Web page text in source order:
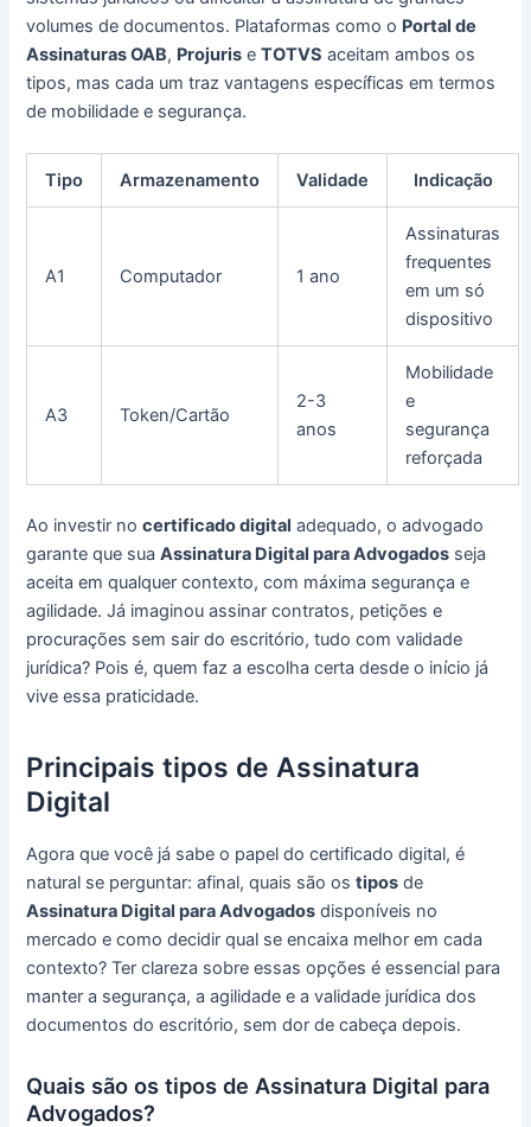
volumes de documentos. Plataformas como o Portal de
Assinaturas OAB, Projuris eTOTVS aceitam ambos os
tipos, mas cada um traz vantagens específicas em termos
de mobilidade e segurança.
Tipo Armazenamento Validade Indicação
A1 Computador 1 ano
Assinaturas
frequentes
em um só
dispositivo
A3 Token/Cartão
2-3
anos
Mobilidade
e
segurança
reforçada
Ao investir nocertificado digital adequado, o advogado
garante que suaAssinatura Digital para Advogados seja
aceita em qualquer contexto, com máxima segurança e
agilidade. Já imaginou assinar contratos, petições e
procurações sem sair do escritório, tudo com validade
jurídica? Pois é, quem faz a escolha certa desde o início já
vive essa praticidade.
Principais tipos de Assinatura
Digital
Agora que você já sabe o papel do certificado digital, é
natural se perguntar: afinal, quais são ostipos de
Assinatura Digital para Advogados disponíveis no
mercado e como decidir qual se encaixa melhor em cada
contexto? Ter clareza sobre essas opções é essencial para
manter a segurança, a agilidade e a validade jurídica dos
documentos do escritório, sem dor de cabeça depois.
Quais são os tipos de Assinatura Digital para
Advogados?